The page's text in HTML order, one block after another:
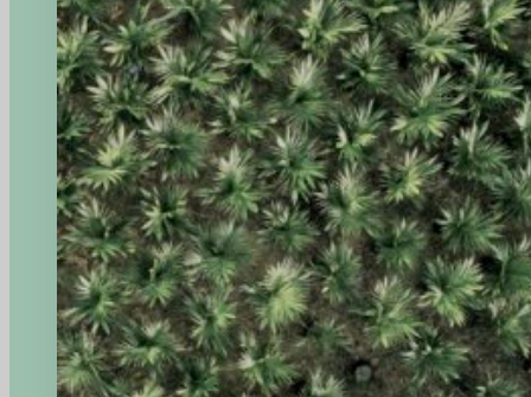
Bermitra dengan Para Ahli: Mengintegrasikan Keberlanjutan
Manfaatkan konsultasi ahli untuk menanamkan prinsip-prinsip
mudah dengan Platform Cultivate-Agri